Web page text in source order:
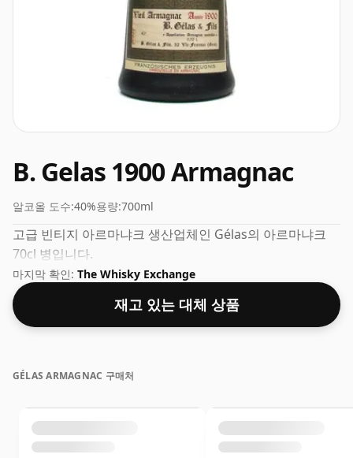
B. Gelas 1900 Armagnac
알코올 도수:40%용량:700ml
고급 빈티지 아르마냐크 생산업체인 Gélas의 아르마냐크
70cl 병입니다.
마지막 확인: The Whisky Exchange
재고 있는 대체 상품
GÉLAS ARMAGNAC 구매처